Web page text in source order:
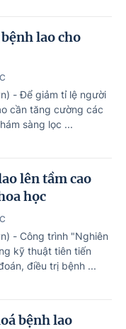
lao cho
- Để giảm tỉ lệ người
cần tăng cường các
sàng lọc ...
lên tầm cao
học
- Công trình "Nghiên
kỹ thuật tiên tiến
điều trị bệnh ...
bệnh lao